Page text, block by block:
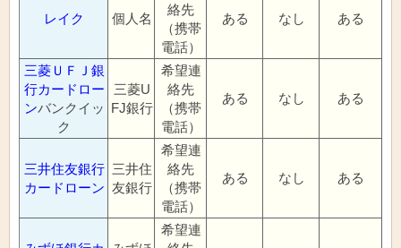
レイク 個人名
絡先
（携帯
電話）
ある なし ある
三菱ＵＦＪ銀
行カードロー
ンバンクイッ
ク
三菱U
FJ銀行
希望連
絡先
（携帯
電話）
ある なし ある
三井住友銀行
カードローン
三井住
友銀行
希望連
絡先
（携帯
電話）
ある なし ある
希望連